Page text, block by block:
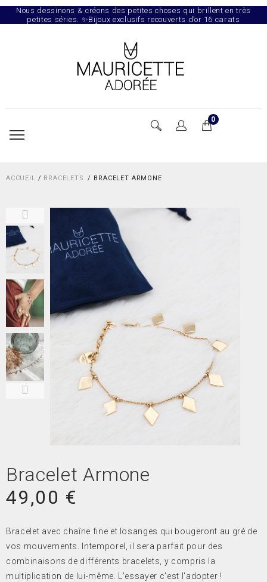
Nous dessinons & créons des petites choses qui brillent en très
petites séries. ✨Bijoux exclusifs recouverts d’or 16 carats
0
ACCUEIL / BRACELETS BRACELET ARMONE
Bracelet Armone
49,00 €
Bracelet avec chaîne fine et losanges qui bougeront au gré de
vos mouvements. Intemporel, il sera parfait pour des
combinaisons de différents bracelets, y compris la
multiplication de lui-même. L'essayer c'est l'adopter !